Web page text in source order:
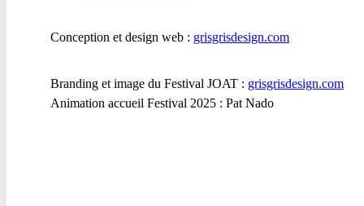
Conception et design web : grisgrisdesign.com
Branding et image du Festival JOAT : grisgrisdesign.com
Animation accueil Festival 2025 : Pat Nado